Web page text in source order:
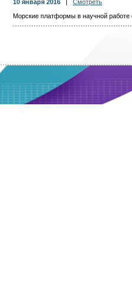
10 января 2016
Смотреть
Морские платформы в научной работе